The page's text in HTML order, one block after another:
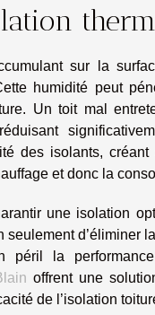
sur la
humidité peut
Un toit mal
des isolants,
et donc la
une isolation
seulement d’éliminer
péril la
offrent une
de l’isolation